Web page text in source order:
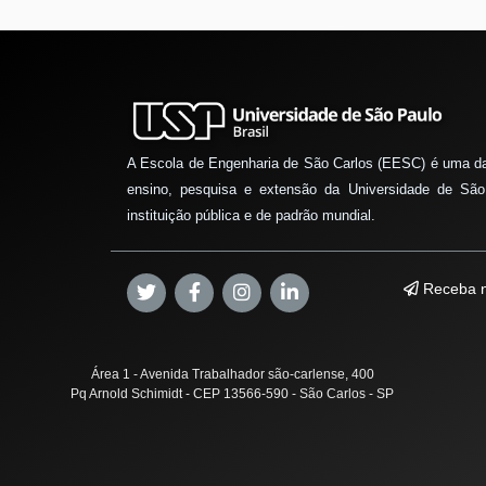
A Escola de Engenharia de São Carlos (EESC) é uma
ensino, pesquisa e extensão da Universidade de
instituição pública e de padrão mundial.
Receba
Área 1 - Avenida Trabalhador são-carlense, 400
Pq Arnold Schimidt - CEP 13566-590 - São Carlos - SP